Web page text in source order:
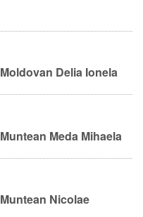
Moldovan Delia Ionela
Muntean Meda Mihaela
Muntean Nicolae